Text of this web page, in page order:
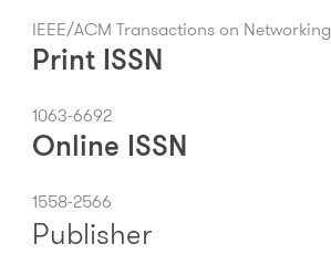
IEEE/ACM Transactions on Networking
Print ISSN
1063-6692
Online ISSN
1558-2566
Publisher